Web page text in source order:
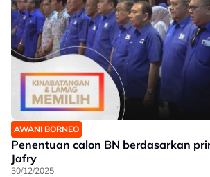
AWANI BORNEO
Penentuan calon BN berdasarkan
Jafry
30/12/2025